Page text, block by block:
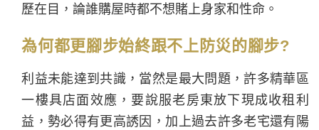
歷在目，論誰購屋時都不想賭上身家和性命。
為何都更腳步始終跟不上防災的腳步?
利益未能達到共識，當然是最大問題，許多精華區
一樓具店面效應，要說服老房東放下現成收租利
益，勢必得有更高誘因，加上過去許多老宅還有陽